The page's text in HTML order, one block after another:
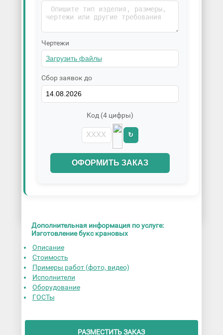
Чертежи
Сбор заявок до
Код (4 цифры)
↻
ОФОРМИТЬ ЗАКАЗ
Дополнительная информация по услуге:
Изготовление букс крановых
Описание
Стоимость
Примеры работ (фото, видео)
Исполнители
Оборудование
ГОСТы
РАЗМЕСТИТЬ ЗАКАЗ